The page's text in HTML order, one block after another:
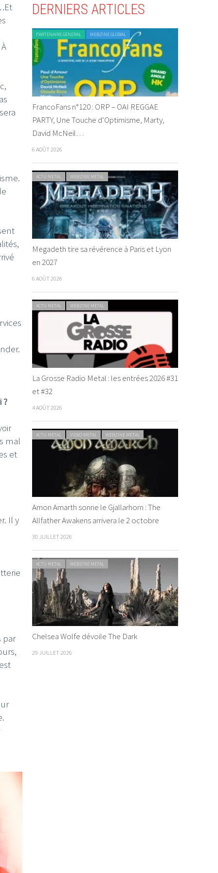
?
mal
et
Il y
par
DERNIERS ARTICLES
PARTENAIRE GENERAL WEBZINE GLOBAL
FrancoFans n°120 : ORP – OAI REGGAE
PARTY, Une Touche d’Optimisme, Marty,
David McNeil…
6 AOÛT 2026
ACTU METAL WEBZINE METAL
Megadeth tire sa révérence à Paris et Lyon
en 2027
6 AOÛT 2026
ACTU METAL WEBZINE METAL
La Grosse Radio Metal : les entrées 2026 #31
et #32
4 AOÛT 2026
ACTU METAL VIDEO METAL WEBZINE METAL
Amon Amarth sonne le Gjallarhorn : The
Allfather Awakens arrivera le 2 octobre
30 JUILLET 2026
ACTU METAL WEBZINE METAL
Chelsea Wolfe dévoile The Dark
29 JUILLET 2026